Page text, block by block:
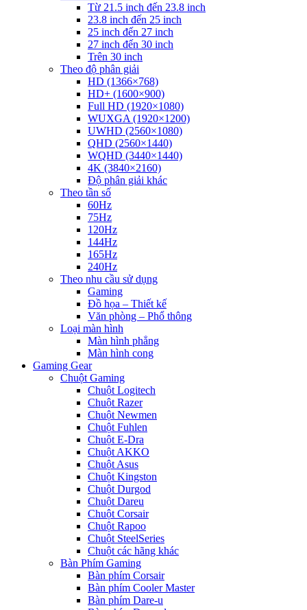
Từ 21.5 inch đến 23.8 inch
23.8 inch đến 25 inch
25 inch đến 27 inch
27 inch đến 30 inch
Trên 30 inch
Theo độ phân giải
HD (1366×768)
HD+ (1600×900)
Full HD (1920×1080)
WUXGA (1920×1200)
UWHD (2560×1080)
QHD (2560×1440)
WQHD (3440×1440)
4K (3840×2160)
Độ phân giải khác
Theo tần số
60Hz
75Hz
120Hz
144Hz
165Hz
240Hz
Theo nhu cầu sử dụng
Gaming
Đồ họa – Thiết kế
Văn phòng – Phổ thông
Loại màn hình
Màn hình phẳng
Màn hình cong
Gaming Gear
Chuột Gaming
Chuột Logitech
Chuột Razer
Chuột Newmen
Chuột Fuhlen
Chuột E-Dra
Chuột AKKO
Chuột Asus
Chuột Kingston
Chuột Durgod
Chuột Dareu
Chuột Corsair
Chuột Rapoo
Chuột SteelSeries
Chuột các hãng khác
Bàn Phím Gaming
Bàn phím Corsair
Bàn phím Cooler Master
Bàn phím Dare-u